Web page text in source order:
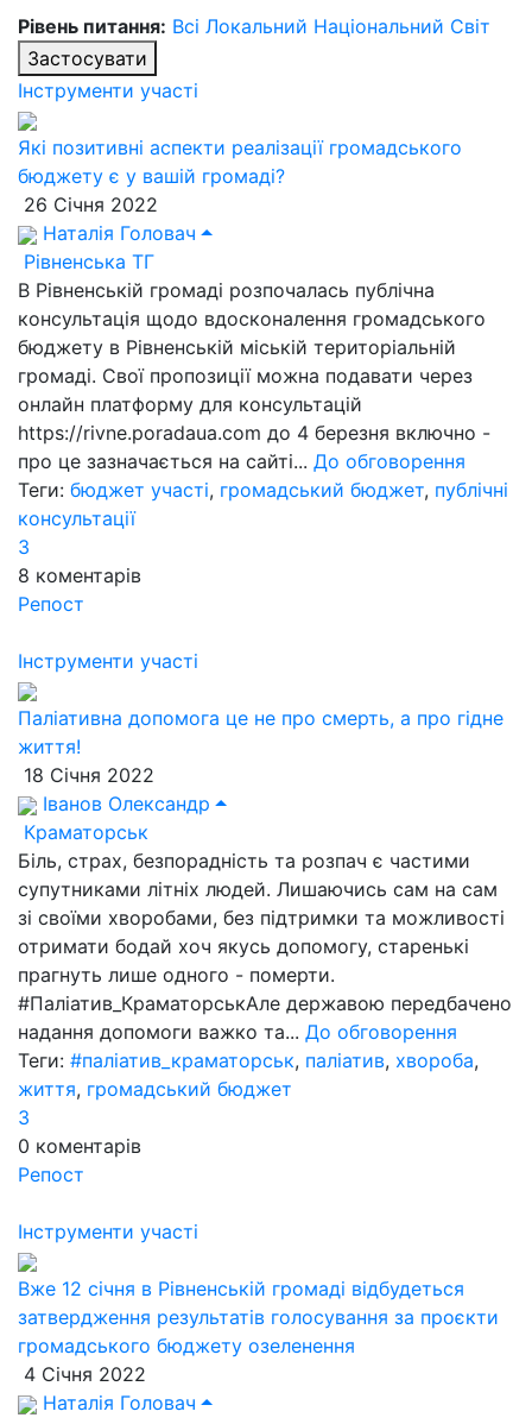
Рівень питання: Всі Локальний Національний Світ
Застосувати
Інструменти участі
Які позитивні аспекти реалізації громадського
бюджету є у вашій громаді?
26 Січня 2022
Наталія Головач
Рівненська ТГ
В Рівненській громаді розпочалась публічна
консультація щодо вдосконалення громадського
бюджету в Рівненській міській територіальній
громаді. Свої пропозиції можна подавати через
онлайн платформу для консультацій
https://rivne.poradaua.com до 4 березня включно -
про це зазначається на сайті... До обговорення
Теги: бюджет участі, громадський бюджет, публічні
консультації
3
8 коментарів
Репост
Інструменти участі
Паліативна допомога це не про смерть, а про гідне
життя!
18 Січня 2022
Іванов Олександр
Краматорськ
Біль, страх, безпорадність та розпач є частими
супутниками літніх людей. Лишаючись сам на сам
зі своїми хворобами, без підтримки та можливості
отримати бодай хоч якусь допомогу, старенькі
прагнуть лише одного - померти.
#Паліатив_КраматорськАле державою передбачено
надання допомоги важко та... До обговорення
Теги: #паліатив_краматорськ, паліатив, хвороба,
життя, громадський бюджет
3
0 коментарів
Репост
Інструменти участі
Вже 12 січня в Рівненській громаді відбудеться
затвердження результатів голосування за проєкти
громадського бюджету озеленення
4 Січня 2022
Наталія Головач